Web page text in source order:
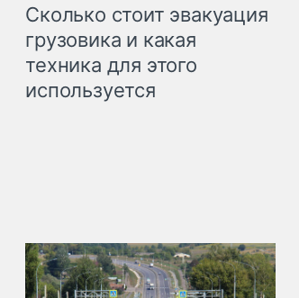
Сколько стоит эвакуация
грузовика и какая
техника для этого
используется